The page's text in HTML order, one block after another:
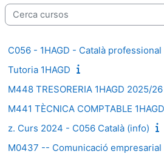
Cerca cursos
C056 - 1HAGD - Català
Tutoria 1HAGD
M448 TRESORERIA 1HAGD 2025/26
M441 TÈCNICA COMPTABLE
z. Curs 2024 - C056 Català (info)
M0437 -- Comunicació